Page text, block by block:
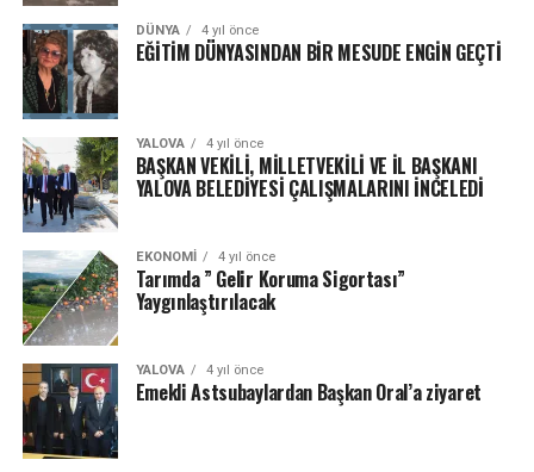
DÜNYA 4 yıl önce
EĞİTİM DÜNYASINDAN BİR MESUDE ENGİN GEÇTİ
YALOVA 4 yıl önce
BAŞKAN VEKİLİ, MİLLETVEKİLİ VE İL BAŞKANI
YALOVA BELEDİYESİ ÇALIŞMALARINI İNCELEDİ
EKONOMI 4 yıl önce
Tarımda ” Gelir Koruma Sigortası”
Yaygınlaştırılacak
YALOVA 4 yıl önce
Emekli Astsubaylardan Başkan Oral’a ziyaret